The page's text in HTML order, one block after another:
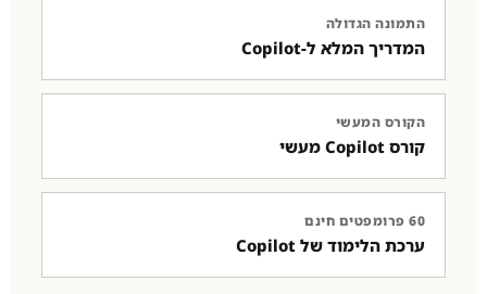
התמונה הגדולה
המדריך המלא ל-Copilot
הקורס המעשי
קורס Copilot מעשי
60 פרומפטים חינם
ערכת הלימוד של Copilot